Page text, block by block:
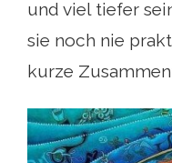
und viel tiefer
sie noch nie
kurze